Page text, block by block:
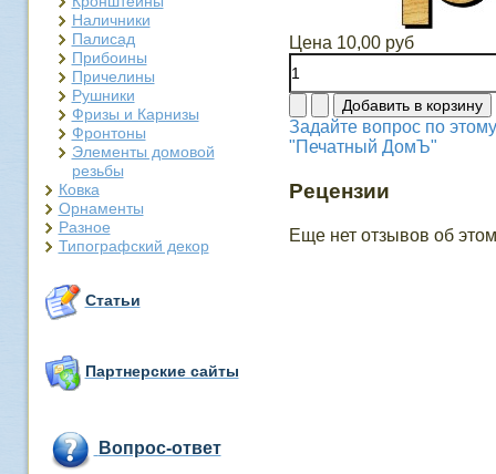
Наличники
Палисад
Прибоины
Причелины
Рушники
Фризы и Карнизы
Фронтоны
Элементы домовой
резьбы
Ковка
Орнаменты
Разное
Типографский декор
Статьи
Партнерские сайты
Вопрос-ответ
Цена 10,00 руб
Задайте вопрос по
"Печатный ДомЪ"
Рецензии
Еще нет отзывов об